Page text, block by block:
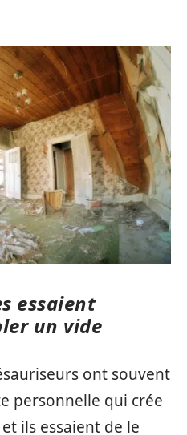
essaient
un vide
ont souvent
personnelle qui crée
ils essaient de le